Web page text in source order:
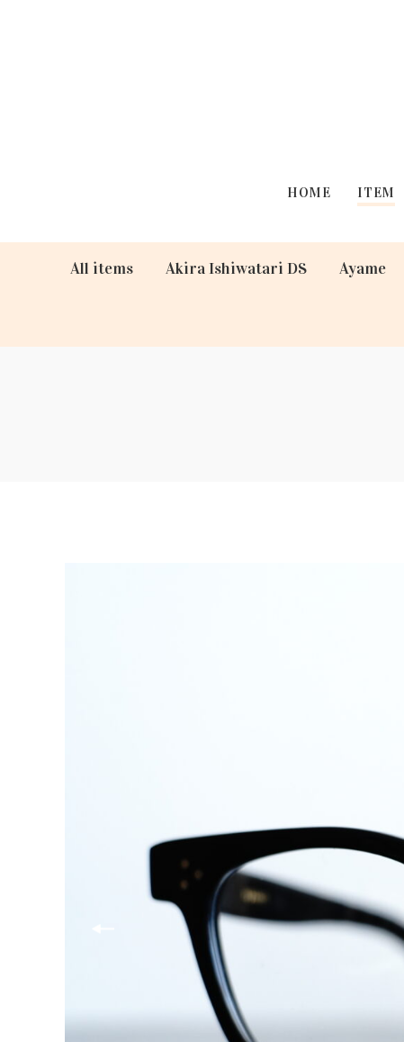
HOME ITEM
All items Akira Ishiwatari DS Ayame